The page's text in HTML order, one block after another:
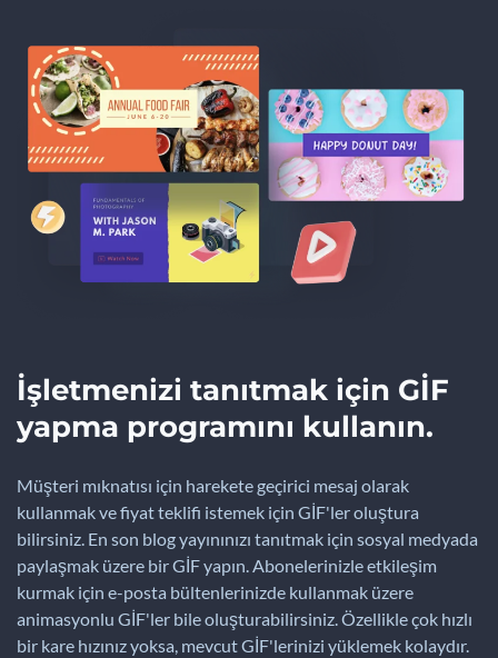
İşletmenizi tanıtmak için GİF
yapma programını kullanın.
Müşteri mıknatısı için harekete geçirici mesaj olarak
kullanmak ve fiyat teklifi istemek için GİF'ler oluştura
bilirsiniz. En son blog yayınınızı tanıtmak için sosyal medyada
paylaşmak üzere bir GİF yapın. Abonelerinizle etkileşim
kurmak için e-posta bültenlerinizde kullanmak üzere
animasyonlu GİF'ler bile oluşturabilirsiniz. Özellikle çok hızlı
bir kare hızınız yoksa, mevcut GİF'lerinizi yüklemek kolaydır.